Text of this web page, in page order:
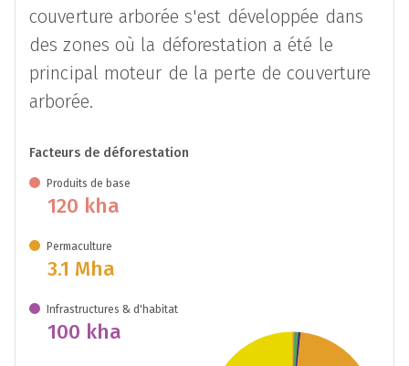
couverture arborée s'est développée dans
des zones où la déforestation a été le
principal moteur de la perte de couverture
arborée.
Facteurs de déforestation
Produits de base
120 kha
Permaculture
3.1 Mha
Infrastructures & d'habitat
100 kha